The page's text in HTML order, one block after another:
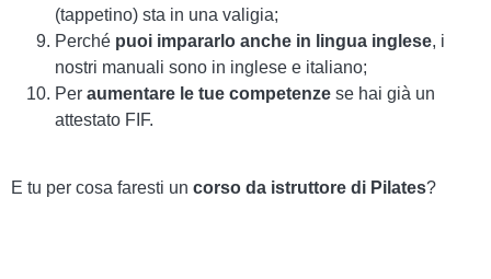
(tappetino) sta in una valigia;
Perché puoi impararlo anche in lingua inglese, i
nostri manuali sono in inglese e italiano;
Per aumentare le tue competenze se hai già un
attestato FIF.
E tu per cosa faresti un corso da istruttore di Pilates?